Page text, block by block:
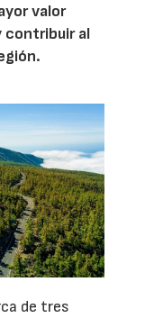
valor
contribuir al
de tres